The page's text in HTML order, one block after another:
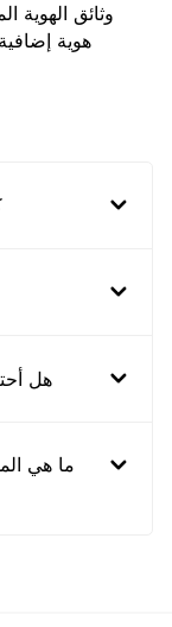
وثائق الهوية
هوية
هل
ما هي